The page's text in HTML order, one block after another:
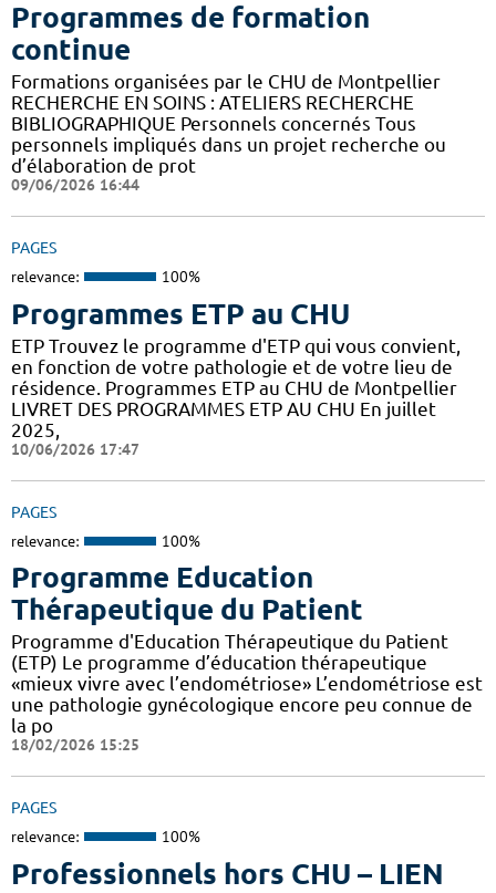
Programmes de formation
continue
Formations organisées par le CHU de Montpellier
RECHERCHE EN SOINS : ATELIERS RECHERCHE
BIBLIOGRAPHIQUE Personnels concernés Tous
personnels impliqués dans un projet recherche ou
d’élaboration de prot
09/06/2026 16:44
PAGES
relevance: 100%
Programmes ETP au CHU
ETP Trouvez le programme d'ETP qui vous convient,
en fonction de votre pathologie et de votre lieu de
résidence. Programmes ETP au CHU de Montpellier
LIVRET DES PROGRAMMES ETP AU CHU En juillet
2025,
10/06/2026 17:47
PAGES
relevance: 100%
Programme Education
Thérapeutique du Patient
Programme d'Education Thérapeutique du Patient
(ETP) Le programme d’éducation thérapeutique
«mieux vivre avec l’endométriose» L’endométriose est
une pathologie gynécologique encore peu connue de
la po
18/02/2026 15:25
PAGES
relevance: 100%
Professionnels hors CHU – LIEN